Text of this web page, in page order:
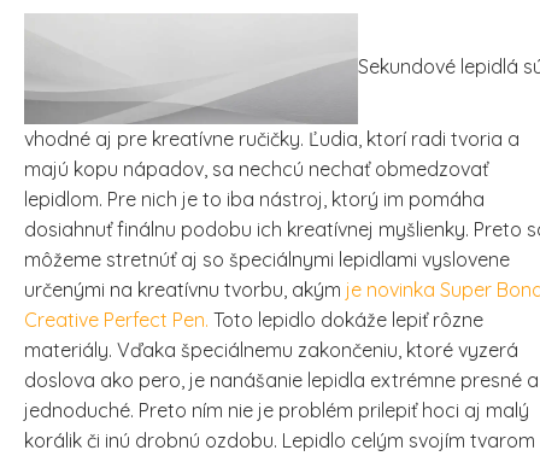
Sekundové lepidlá
vhodné aj pre kreatívne ručičky. Ľudia, ktorí radi tvoria a
majú kopu nápadov, sa nechcú nechať obmedzovať
lepidlom. Pre nich je to iba nástroj, ktorý im pomáha
dosiahnuť finálnu podobu ich kreatívnej myšlienky. Preto
môžeme stretnúť aj so špeciálnymi lepidlami vyslovene
určenými na kreatívnu tvorbu, akým je novinka Super
Creative Perfect Pen. Toto lepidlo dokáže lepiť rôzne
materiály. Vďaka špeciálnemu zakončeniu, ktoré vyzerá
doslova ako pero, je nanášanie lepidla extrémne presné a
jednoduché. Preto ním nie je problém prilepiť hoci aj malý
korálik či inú drobnú ozdobu. Lepidlo celým svojím tvarom